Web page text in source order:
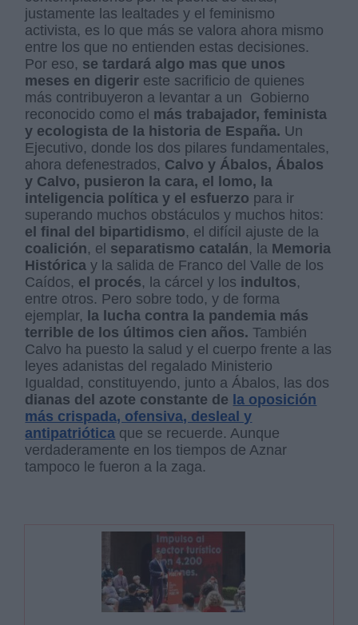
justamente las lealtades y el feminismo
activista, es lo que más se valora ahora mismo
entre los que no entienden estas decisiones.
Por eso, se tardará algo mas que unos
meses en digerir este sacrificio de quienes
más contribuyeron a levantar a un Gobierno
reconocido como el más trabajador, feminista
y ecologista de la historia de España. Un
Ejecutivo, donde los dos pilares fundamentales,
ahora defenestrados, Calvo y Ábalos, Ábalos
y Calvo, pusieron la cara, el lomo, la
inteligencia política y el esfuerzo para ir
superando muchos obstáculos y muchos hitos:
el final del bipartidismo, el difícil ajuste de la
coalición, el separatismo catalán, la Memoria
Histórica y la salida de Franco del Valle de los
Caídos, el procés, la cárcel y los indultos,
entre otros. Pero sobre todo, y de forma
ejemplar, la lucha contra la pandemia más
terrible de los últimos cien años. También
Calvo ha puesto la salud y el cuerpo frente a las
leyes adanistas del regalado Ministerio
Igualdad, constituyendo, junto a Ábalos, las dos
dianas del azote constante de la oposición
más crispada, ofensiva, desleal y
antipatriótica que se recuerde. Aunque
verdaderamente en los tiempos de Aznar
tampoco le fueron a la zaga.